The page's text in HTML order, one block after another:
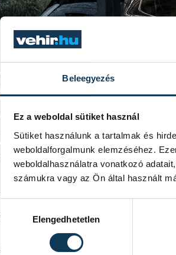
Beleegyezés
Ez a weboldal sütiket használ
Sütiket használunk a tartalmak és
weboldalforgalmunk elemzéséhez.
weboldalhasználatra vonatkozó
számukra vagy az Ön által használt
Elengedhetetlen
ellenére is több szimpatizáns
Fellembek révén már a második